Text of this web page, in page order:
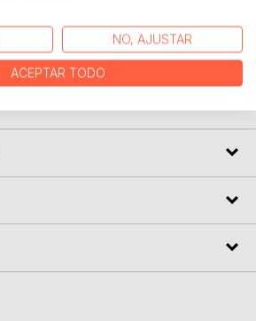
en el que nos cuestionaremos
sabemos y abriremos la mente a todo
que nos paremos a pensar. Te invito
sientas la incomodidad que
NO, AJUSTAR
ACEPTAR TODO